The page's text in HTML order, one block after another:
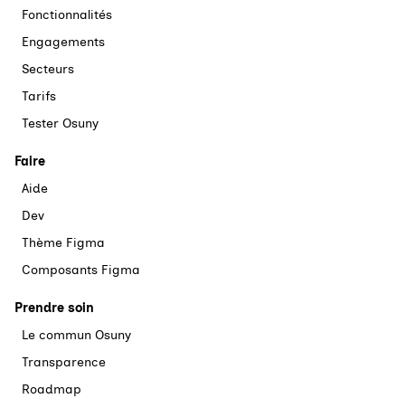
Fonctionnalités
Engagements
Secteurs
Tarifs
Tester Osuny
Faire
Aide
Dev
Thème Figma
Composants Figma
Prendre soin
Le commun Osuny
Transparence
Roadmap